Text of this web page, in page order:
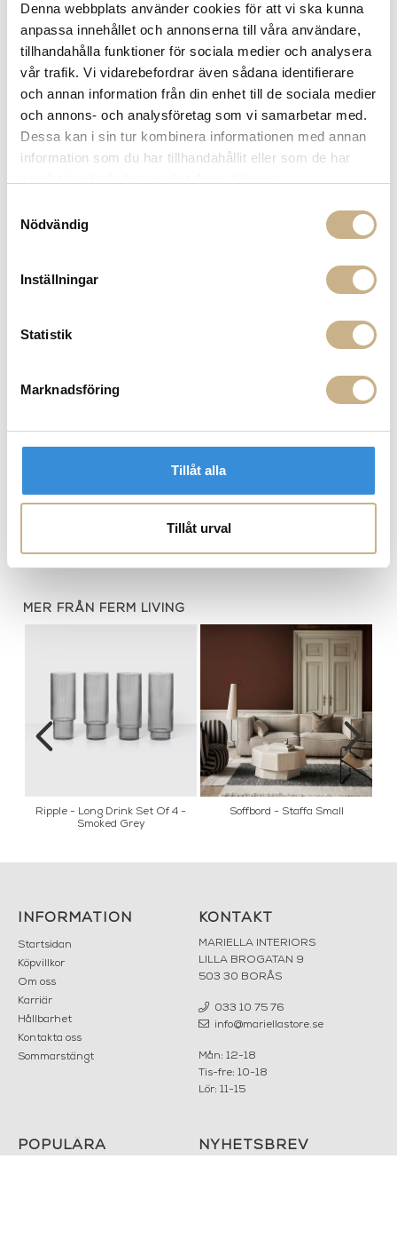
Denna webbplats använder cookies för att vi ska kunna
anpassa innehållet och annonserna till våra användare,
tillhandahålla funktioner för sociala medier och analysera
vår trafik. Vi vidarebefordrar även sådana identifierare
och annan information från din enhet till de sociala medier
och annons- och analysföretag som vi samarbetar med.
Dessa kan i sin tur kombinera informationen med annan
information som du har tillhandahållit eller som de har
Nödvändig
Inställningar
Statistik
Marknadsföring
Tillåt alla
Tillåt urval
Leverans inom 3-5 arbetsdagar på lagervaror
10% välkomstrabatt
FRÅGA OSS OM PRODUKTEN
BESKRIVNING
MER FRÅN FERM LIVING
Ripple - Long Drink Set Of 4 -
Smoked Grey
Soffbord - Staffa Small
INFORMATION
Startsidan
Köpvillkor
Om oss
Karriär
Hållbarhet
Kontakta oss
Sommarstängt
KONTAKT
MARIELLA INTERIORS
LILLA BROGATAN 9
503 30 BORÅS
033 10 75 76
info@mariellastore.se
Mån: 12-18
Tis-fre: 10-18
Lör: 11-15
POPULÄRA
NYHETSBREV